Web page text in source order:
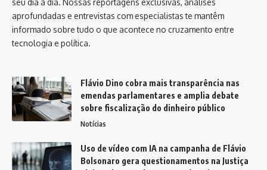
aprofundadas e entrevistas com especialistas te mantêm
informado sobre tudo o que acontece no cruzamento entre
tecnologia e política.
Flávio Dino cobra mais transparência nas
emendas parlamentares e amplia debate
sobre fiscalização do dinheiro público
Notícias
Uso de vídeo com IA na campanha de Flávio
Bolsonaro gera questionamentos na Justiça